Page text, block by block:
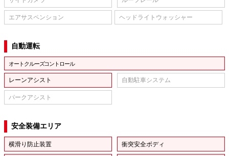
エアサスペンション ヘッドライトウォッシャー
自動運転
オートクルーズコントロール
レーンアシスト 自動駐車システム
パークアシスト
安全装備エリア
横滑り防止装置 衝突安全ボディ